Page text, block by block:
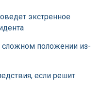
экстренное
сложном положении из-
если решит